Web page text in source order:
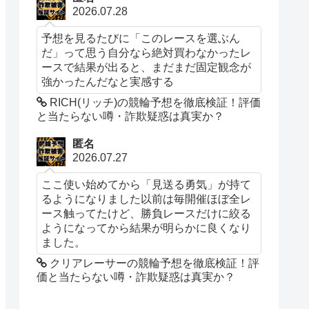
2026.07.28
予想を見るたびに「このレースを選ぶん
だ」って思う自分なら絶対買わなかったレ
ースで結果が出ると、まだまだ固定観念が
強かったんだなと実感する
RICH(リッチ)の競輪予想を徹底検証！評価
と当たらない噂・詐欺疑惑は真実か？
匿名
2026.07.27
ここ使い始めてから「見送る勇気」が持て
るようになりました以前は毎開催ほぼ全レ
ース触ってたけど、勝負レースだけに絞る
ようになってから結果が明らかに良くなり
ました。
クリアレーサーの競輪予想を徹底検証！評
価と当たらない噂・詐欺疑惑は真実か？